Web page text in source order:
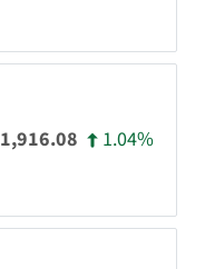
1,916.08 1.04%